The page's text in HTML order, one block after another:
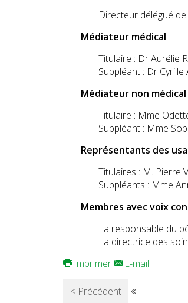
Directeur délégué de
Médiateur médical
Titulaire : Dr Aurélie
Suppléant : Dr Cyrille
Médiateur non médical
Titulaire : Mme
Suppléant : Mme
Représentants des
Titulaires : M. Pierre
Suppléants : Mme
Membres avec voix
La responsable du
La directrice des
Imprimer
E-mail
< Précédent